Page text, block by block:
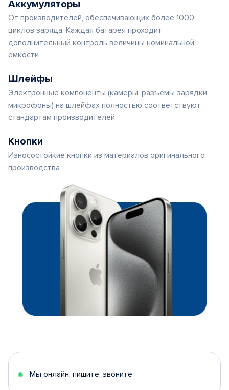
Аккумуляторы
От производителей, обеспечивающих более 1000
циклов заряда. Каждая батарея проходит
дополнительный контроль величины номинальной
емкости
Шлейфы
Электронные компоненты (камеры, разъемы зарядки,
микрофоны) на шлейфах полностью соответствуют
стандартам производителей
Кнопки
Износостойкие кнопки из материалов оригинального
производства
Мы онлайн, пишите, звоните